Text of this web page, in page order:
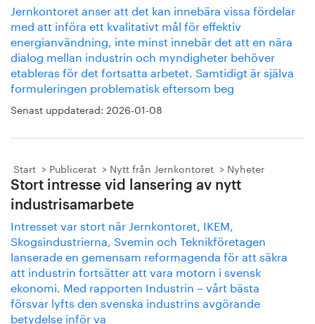
Jernkontoret anser att det kan innebära vissa fördelar
med att införa ett kvalitativt mål för effektiv
energianvändning, inte minst innebär det att en nära
dialog mellan industrin och myndigheter behöver
etableras för det fortsatta arbetet. Samtidigt är själva
formuleringen problematisk eftersom beg
Senast uppdaterad: 2026-01-08
Start Publicerat Nytt från Jernkontoret Nyheter
Stort intresse vid lansering av nytt
industrisamarbete
Intresset var stort när Jernkontoret, IKEM,
Skogsindustrierna, Svemin och Teknikföretagen
lanserade en gemensam reformagenda för att säkra
att industrin fortsätter att vara motorn i svensk
ekonomi. Med rapporten Industrin – vårt bästa
försvar lyfts den svenska industrins avgörande
betydelse inför va